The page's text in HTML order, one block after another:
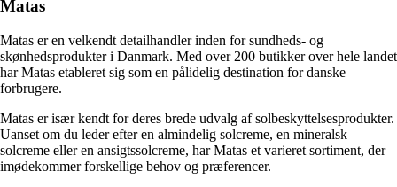
Matas
Matas er en velkendt detailhandler inden for sundheds- og
skønhedsprodukter i Danmark. Med over 200 butikker over hele landet
har Matas etableret sig som en pålidelig destination for danske
forbrugere.
Matas er især kendt for deres brede udvalg af solbeskyttelsesprodukter.
Uanset om du leder efter en almindelig solcreme, en mineralsk
solcreme eller en ansigtssolcreme, har Matas et varieret sortiment, der
imødekommer forskellige behov og præferencer.